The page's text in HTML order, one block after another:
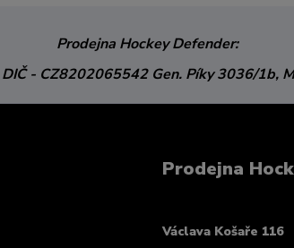
Prodejna Hockey Defender:
DIČ - CZ8202065542 Gen. Píky 3036/1b,
Prodejna
Václava Košaře 116